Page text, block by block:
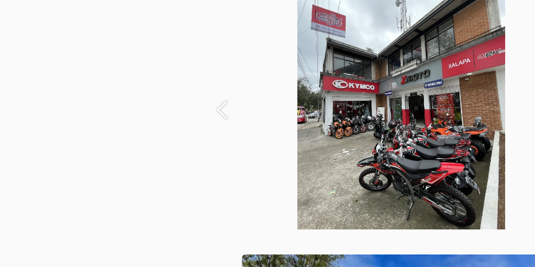
Anterior